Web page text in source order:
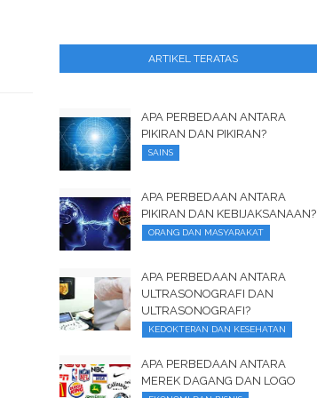
ARTIKEL TERATAS
APA PERBEDAAN ANTARA
PIKIRAN DAN PIKIRAN?
SAINS
APA PERBEDAAN ANTARA
PIKIRAN DAN KEBIJAKSANAAN?
ORANG DAN MASYARAKAT
APA PERBEDAAN ANTARA
ULTRASONOGRAFI DAN
ULTRASONOGRAFI?
KEDOKTERAN DAN KESEHATAN
APA PERBEDAAN ANTARA
MEREK DAGANG DAN LOGO